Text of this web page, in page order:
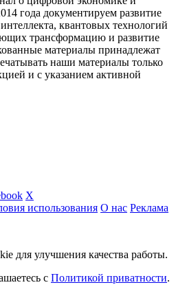
года документируем развитие
квантовых технологий
трансформацию и развитие
материалы принадлежат
наши материалы только
и с указанием активной
X
использования О нас Реклама
для улучшения качества работы.
с Политикой приватности.